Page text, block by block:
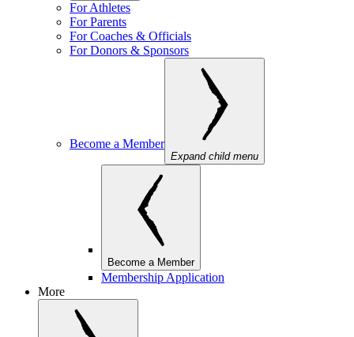
For Athletes
For Parents
For Coaches & Officials
For Donors & Sponsors
Become a Member
Expand child menu
Become a Member
Membership Application
More